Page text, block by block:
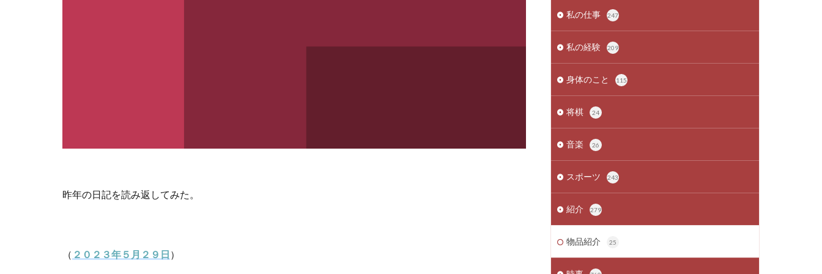
昨年の日記を読み返してみた。
（ ２０２３年５月２９日 ）
私の仕事 247
私の経験 209
身体のこと 115
将棋 24
音楽 26
スポーツ 243
紹介 279
物品紹介 25